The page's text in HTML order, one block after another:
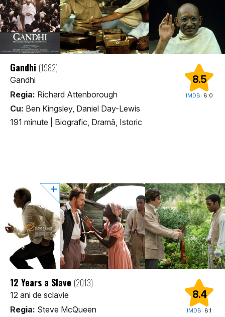
8.5
IMDB: 8.0
Gandhi (1982)
Gandhi
Regia: Richard Attenborough
Cu: Ben Kingsley, Daniel Day-Lewis
191 minute
Biografic, Dramă, Istoric
8.4
IMDB: 8.1
12 Years a Slave (2013)
12 ani de sclavie
Regia: Steve McQueen